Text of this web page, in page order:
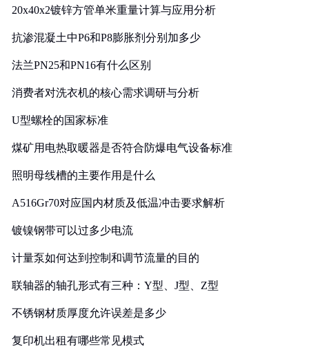
20x40x2镀锌方管单米重量计算与应用分析
抗渗混凝土中P6和P8膨胀剂分别加多少
法兰PN25和PN16有什么区别
消费者对洗衣机的核心需求调研与分析
U型螺栓的国家标准
煤矿用电热取暖器是否符合防爆电气设备标准
照明母线槽的主要作用是什么
A516Gr70对应国内材质及低温冲击要求解析
镀镍钢带可以过多少电流
计量泵如何达到控制和调节流量的目的
联轴器的轴孔形式有三种：Y型、J型、Z型
不锈钢材质厚度允许误差是多少
复印机出租有哪些常见模式